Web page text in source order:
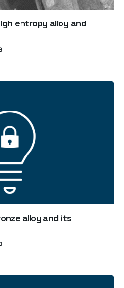
entropy alloy and
alloy and its